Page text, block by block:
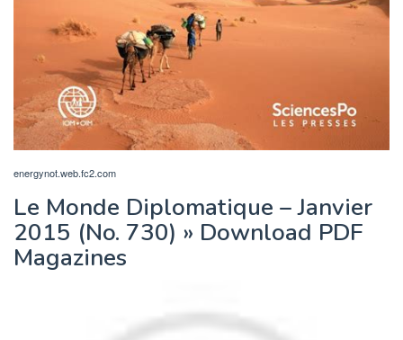
energynot.web.fc2.com
Le Monde Diplomatique – Janvier
2015 (No. 730) » Download PDF
Magazines